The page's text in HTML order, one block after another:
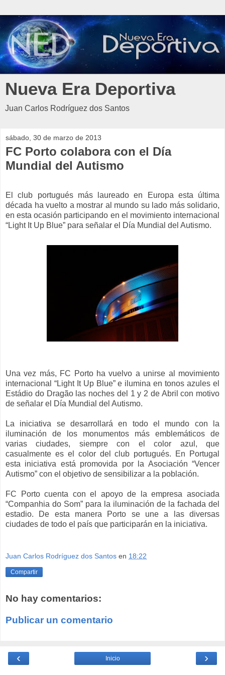
Nueva Era Deportiva
Juan Carlos Rodríguez dos Santos
sábado, 30 de marzo de 2013
FC Porto colabora con el Día
Mundial del Autismo
El club portugués más laureado en Europa esta última
década ha vuelto a mostrar al mundo su lado más solidario,
en esta ocasión participando en el movimiento internacional
“Light It Up Blue” para señalar el Día Mundial del Autismo.
Una vez más, FC Porto ha vuelvo a unirse al movimiento
internacional “Light It Up Blue” e ilumina en tonos azules el
Estádio do Dragão las noches del 1 y 2 de Abril con motivo
de señalar el Día Mundial del Autismo.
La iniciativa se desarrollará en todo el mundo con la
iluminación de los monumentos más emblemáticos de
varias ciudades, siempre con el color azul, que
casualmente es el color del club portugués. En Portugal
esta iniciativa está promovida por la Asociación “Vencer
Autismo” con el objetivo de sensibilizar a la población.
FC Porto cuenta con el apoyo de la empresa asociada
“Companhia do Som” para la iluminación de la fachada del
estadio. De esta manera Porto se une a las diversas
ciudades de todo el país que participarán en la iniciativa.
Juan Carlos Rodríguez dos Santos en 18:22
Compartir
No hay comentarios:
Publicar un comentario
‹ ›
Inicio